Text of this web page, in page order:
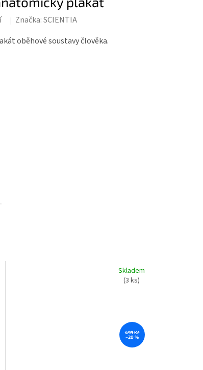
Značka:SCIENTIA
oběhové soustavy člověka.
499 Kč
–20 %
Skladem
(3 ks)